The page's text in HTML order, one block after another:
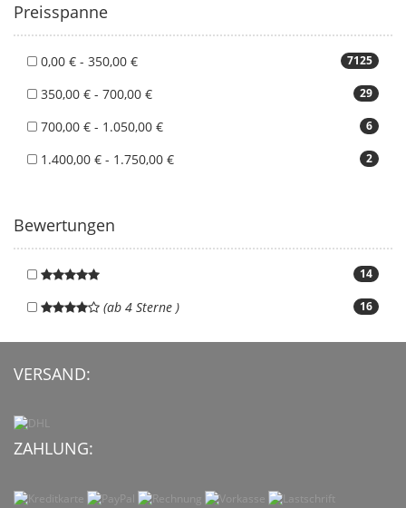
Preisspanne
7125
0,00 € - 350,00 €
29
350,00 € - 700,00 €
6
700,00 € - 1.050,00 €
2
1.400,00 € - 1.750,00 €
Bewertungen
14
16
(ab 4 Sterne )
VERSAND:
ZAHLUNG: